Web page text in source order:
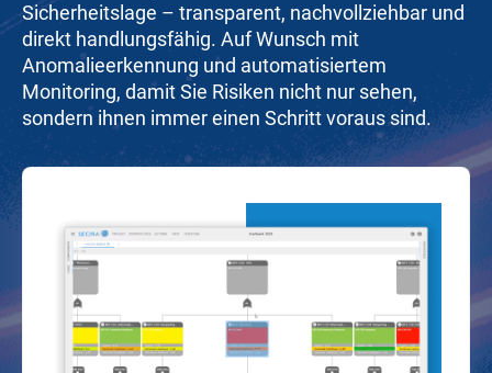
Sicherheitslage – transparent, nachvollziehbar und
direkt handlungsfähig. Auf Wunsch mit
Anomalieerkennung und automatisiertem
Monitoring, damit Sie Risiken nicht nur sehen,
sondern ihnen immer einen Schritt voraus sind.